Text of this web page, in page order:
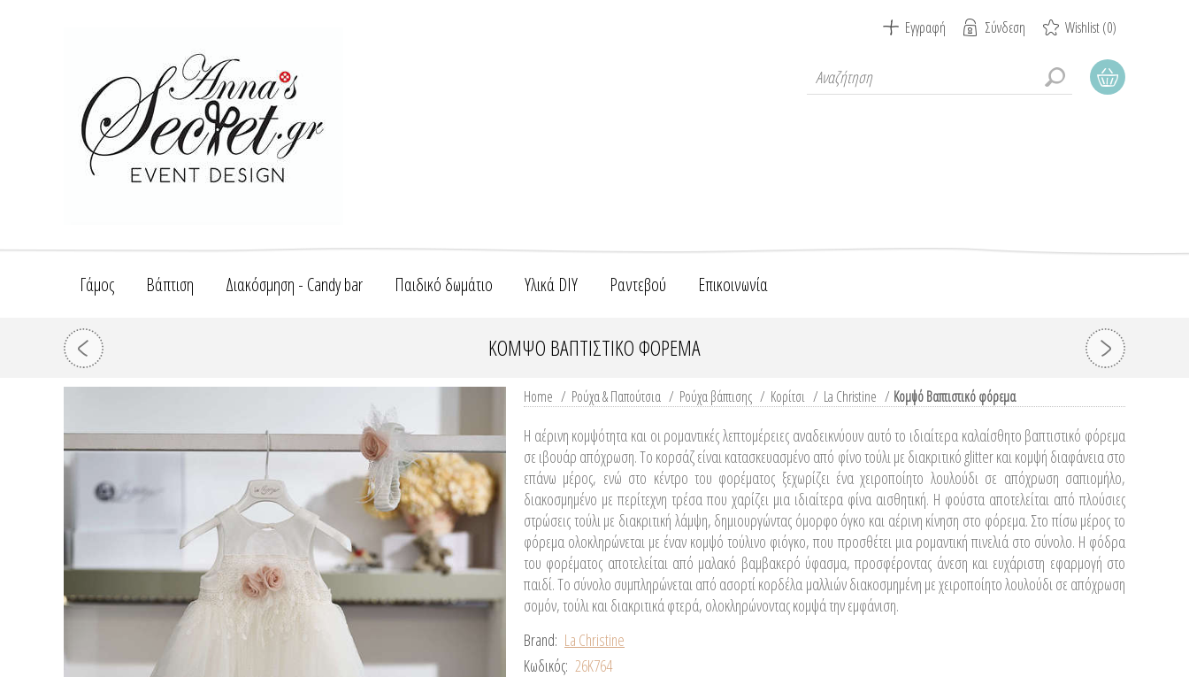
Εγγραφή Σύνδεση Wishlist(0)
Γάμος Βάπτιση Διακόσμηση - Candy bar Παιδικό δωμάτιο Υλικά DIY Ραντεβού Επικοινωνία
ΚΟΜΨΌ ΒΑΠΤΙΣΤΙΚΌ ΦΌΡΕΜΑ
Home / Ρούχα & Παπούτσια / Ρούχα βάπτισης / Κορίτσι / La Christine / Κομψό Βαπτιστικό φόρεμα
Η αέρινη κομψότητα και οι ρομαντικές λεπτομέρειες αναδεικνύουν αυτό το ιδιαίτερα καλαίσθητο βαπτιστικό φόρεμα
σε ιβουάρ απόχρωση. Το κορσάζ είναι κατασκευασμένο από φίνο τούλι με διακριτικό glitter και κομψή διαφάνεια στο
επάνω μέρος, ενώ στο κέντρο του φορέματος ξεχωρίζει ένα χειροποίητο λουλούδι σε απόχρωση σαπιομήλο,
διακοσμημένο με περίτεχνη τρέσα που χαρίζει μια ιδιαίτερα φίνα αισθητική. Η φούστα αποτελείται από πλούσιες
στρώσεις τούλι με διακριτική λάμψη, δημιουργώντας όμορφο όγκο και αέρινη κίνηση στο φόρεμα. Στο πίσω μέρος το
φόρεμα ολοκληρώνεται με έναν κομψό τούλινο φιόγκο, που προσθέτει μια ρομαντική πινελιά στο σύνολο. Η φόδρα
του φορέματος αποτελείται από μαλακό βαμβακερό ύφασμα, προσφέροντας άνεση και ευχάριστη εφαρμογή στο
παιδί. Το σύνολο συμπληρώνεται από ασορτί κορδέλα μαλλιών διακοσμημένη με χειροποίητο λουλούδι σε απόχρωση
σομόν, τούλι και διακριτικά φτερά, ολοκληρώνοντας κομψά την εμφάνιση.
Brand: La Christine
Κωδικός: 26K764